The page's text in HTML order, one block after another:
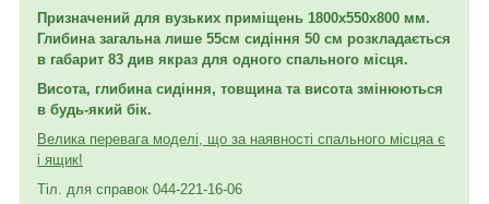
Призначений для вузьких приміщень 1800х550х800 мм.
Глибина загальна лише 55см сидіння 50 см розкладається
в габарит 83 див якраз для одного спального місця.
Висота, глибина сидіння, товщина та висота змінюються
в будь-який бік.
Велика перевага моделі, що за наявності спального місцяа є
і ящик!
Тіл. для справок 044-221-16-06